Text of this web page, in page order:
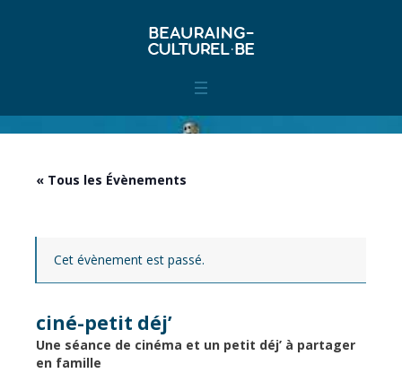
« Tous les Évènements
Cet évènement est passé.
ciné-petit déj’
Une séance de cinéma et un petit déj’ à partager
en famille